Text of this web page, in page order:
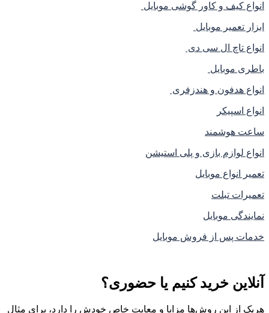
انواع کیف و کاور گوشی موبایل
ابزار تعمیر موبایل
انواع تاچ ال سی دی
باطری موبایل
انواع هدفون و هندزفری
انواع اسپیکر
ساعت هوشمند
انواع لوازم بازی و پلی استیشن
تعمیر انواع موبایل
تعمیرات تبلت
نمایندگی موبایل
خدمات پس از فروش موبایل
آنلاین خرید کنیم یا حضوری؟
هریک از این روش‌ها مزایا و معایت خاص خودش را دارد، برای مثال